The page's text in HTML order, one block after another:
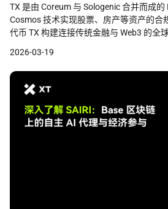
TX 是由 Coreum 与 Sologenic 合并而成的
Cosmos 技术实现股票、房产等资产的合
代币 TX 构建连接传统金融与 Web3 的全
2026-03-19